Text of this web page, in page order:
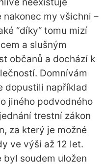
neexistuje
my všichni –
“díky“ tomu mizí
a slušným
občanů a dochází k
Domnívám
dopustili například
jiného podvodného
trestní zákon
za který je možné
ve výši až 12 let.
byl soudem uložen